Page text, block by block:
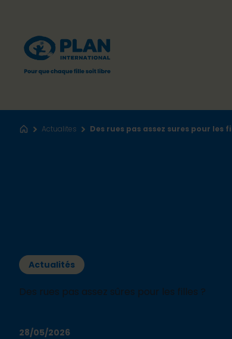
AccueilActualites Des rues pas assez sures pour les
Actualités
Des rues pas assez sûres pour les filles ?
28/05/2026